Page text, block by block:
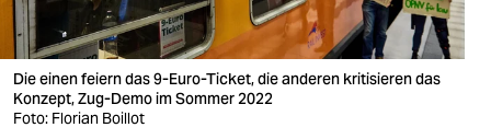
fragen & hilfe
unterstützen
abo
Die einen feiern das 9-Euro-Ticket, die anderen kritisieren das
Konzept, Zug-Demo im Sommer 2022
Foto: Florian Boillot